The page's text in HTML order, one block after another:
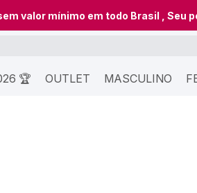
valor mínimo em todo Brasil , Seu
🏆 OUTLET MASCULINO